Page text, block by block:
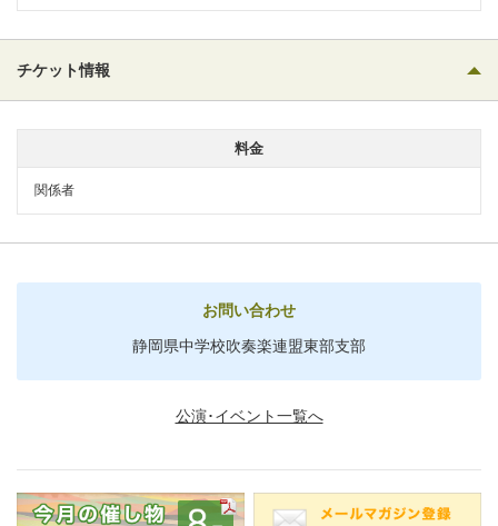
チケット情報
料金
関係者
お問い合わせ
静岡県中学校吹奏楽連盟東部支部
公演･イベント一覧へ